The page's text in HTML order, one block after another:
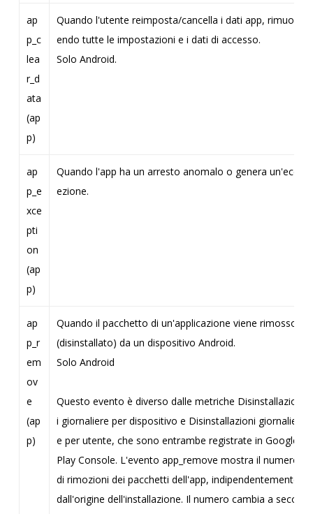
ap
p_c
lea
r_d
ata
(ap
p)
Quando l'utente reimposta/cancella i dati app, rimuov
endo tutte le impostazioni e i dati di accesso.
Solo Android.
ap
p_e
xce
pti
on
(ap
p)
Quando l'app ha un arresto anomalo o genera un'ecc
ezione.
ap
p_r
em
ov
e
(ap
p)
Quando il pacchetto di un'applicazione viene rimosso
(disinstallato) da un dispositivo Android.
Solo Android
Questo evento è diverso dalle metriche Disinstallazion
i giornaliere per dispositivo e Disinstallazioni giornalier
e per utente, che sono entrambe registrate in Google
Play Console. L'evento app_remove mostra il numero
di rimozioni dei pacchetti dell'app, indipendentemente
dall'origine dell'installazione. Il numero cambia a secon